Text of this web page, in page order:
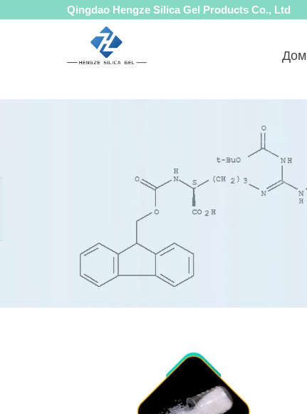
Qingdao Hengze Silica Gel Products Co., Ltd
Дом